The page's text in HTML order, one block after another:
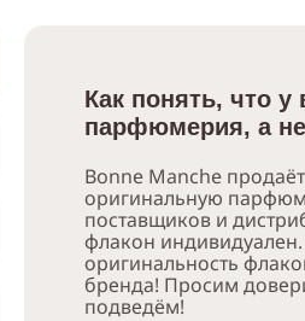
Как понять, что у
парфюмерия, а
Bonne Manche
оригинальную
поставщиков и
флакон
оригинальность
бренда! Просим
подведём!